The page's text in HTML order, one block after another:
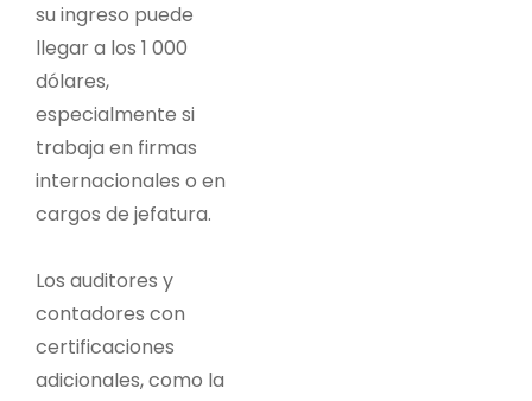
su ingreso puede
llegar a los 1 000
dólares,
especialmente si
trabaja en firmas
internacionales o en
cargos de jefatura.
Los auditores y
contadores con
certificaciones
adicionales, como la